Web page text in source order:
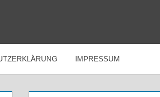
IMPRESSUM